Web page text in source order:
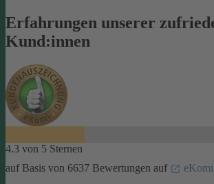
Erfahrungen unserer
Kund:innen
4.3 von 5 Sternen
auf Basis von 6637 Bewertungen auf
eKomi